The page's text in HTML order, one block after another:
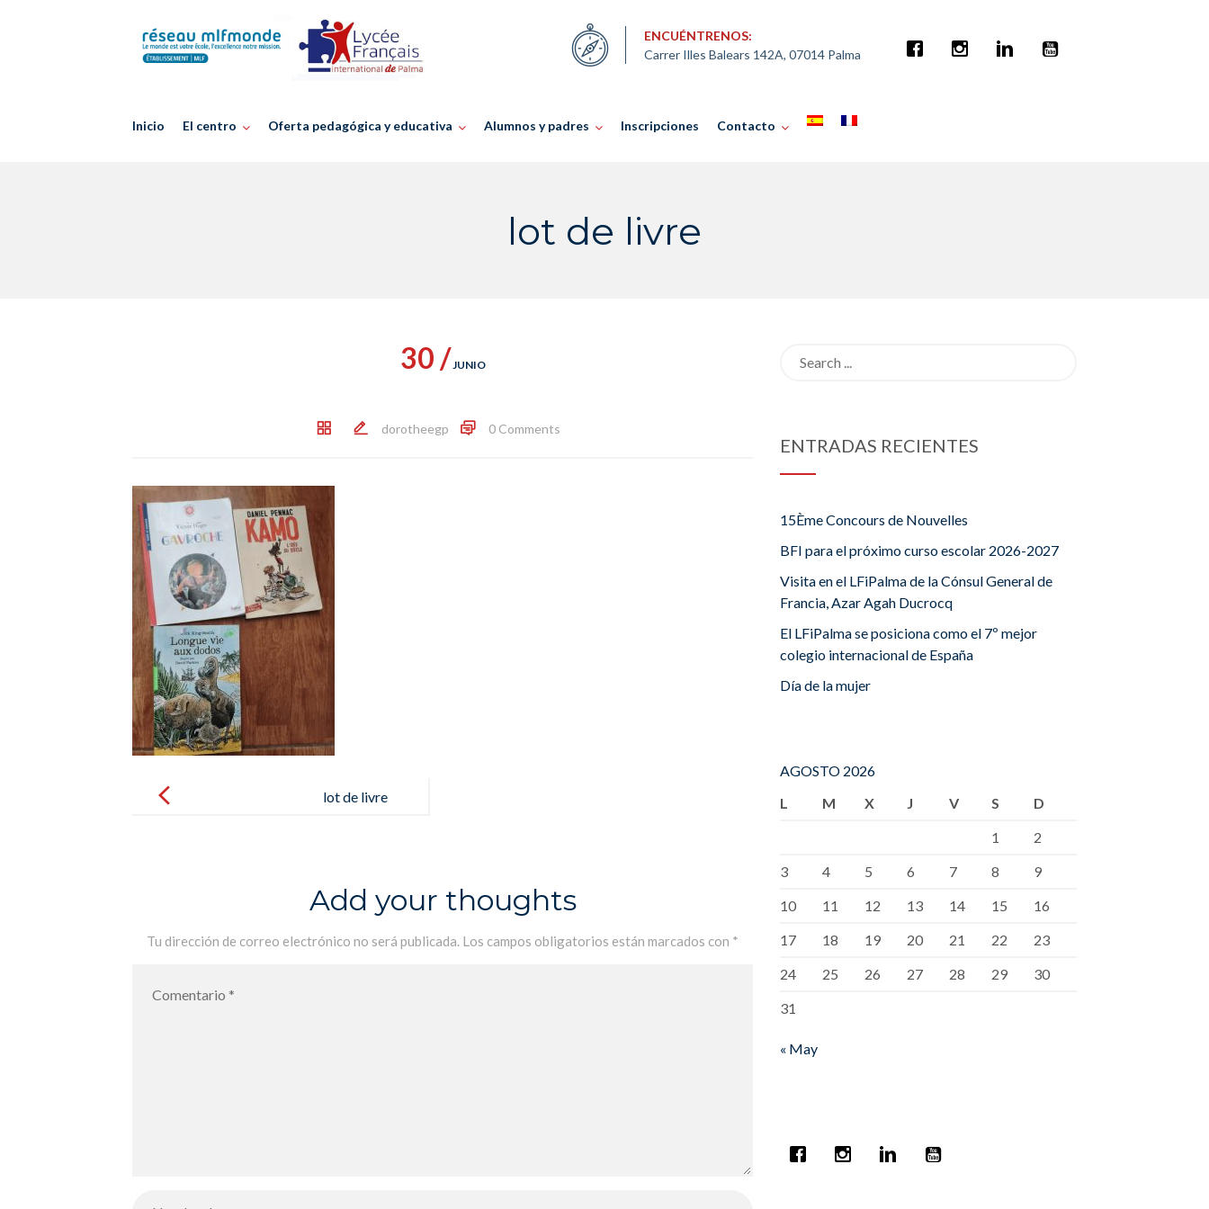
ENCUÉNTRENOS:
Carrer Illes Balears 142A, 07014 Palma
Inicio El centro Oferta pedagógica y educativa Alumnos y padres Inscripciones Contacto
lot de livre
30 /JUNIO
dorotheegp 0 Comments
navigation
lot de livre
Add your thoughts
Tu dirección de correo electrónico no será publicada. Los campos obligatorios están marcados con *
ENTRADAS RECIENTES
15Ème Concours de Nouvelles
BFI para el próximo curso escolar 2026-2027
Visita en el LFiPalma de la Cónsul General de
Francia, Azar Agah Ducrocq
El LFiPalma se posiciona como el 7º mejor
colegio internacional de España
Día de la mujer
AGOSTO 2026
L
M X J V S
D
1
2
3
4 5 6 7 8
9
10
11 12 13 14 15
16
17
18 19 20 21 22
23
24
25 26 27 28 29
30
31
« May